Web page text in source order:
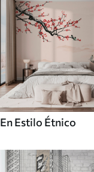
En Estilo Étnico